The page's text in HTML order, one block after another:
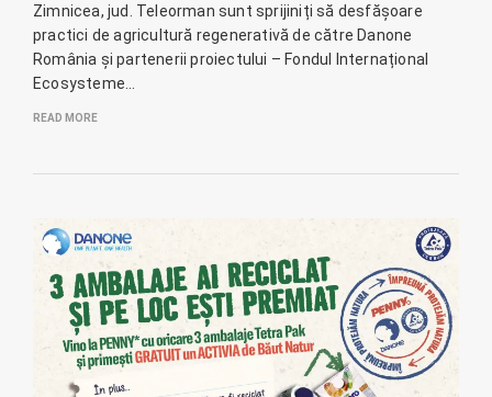
Zimnicea, jud. Teleorman sunt sprijiniți să desfășoare
practici de agricultură regenerativă de către Danone
România și partenerii proiectului – Fondul Internațional
Ecosysteme…
READ MORE